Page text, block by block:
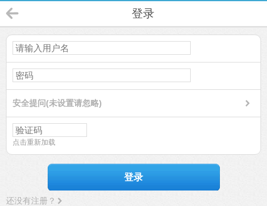
登录
安全提问(未设置请忽略)
点击重新加载
登录
还没有注册？